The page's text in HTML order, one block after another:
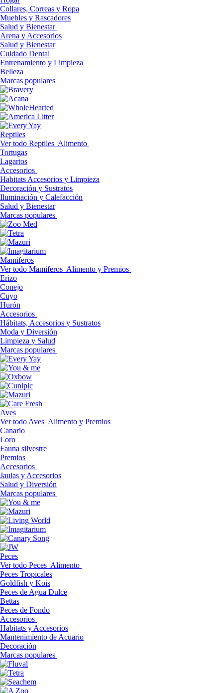
Collares, Correas y Ropa
Muebles y Rascadores
Salud y Bienestar
Arena y Accesorios
Salud y Bienestar
Cuidado Dental
Entrenamiento y Limpieza
Belleza
Marcas populares
Reptiles
Ver todo Reptiles Alimento
Tortugas
Lagartos
Accesorios
Habitats Accesorios y Limpieza
Decoración y Sustratos
Iluminación y Calefacción
Salud y Bienestar
Marcas populares
Mamiferos
Ver todo Mamiferos Alimento y Premios
Erizo
Conejo
Cuyo
Hurón
Accesorios
Hábitats, Accesorios y Sustratos
Moda y Diversión
Limpieza y Salud
Marcas populares
Aves
Ver todo Aves Alimento y Premios
Canario
Loro
Fauna silvestre
Premios
Accesorios
Jaulas y Accesorios
Salud y Diversión
Marcas populares
Peces
Ver todo Peces Alimento
Peces Tropicales
Goldfish y Kois
Peces de Agua Dulce
Bettas
Peces de Fondo
Accesorios
Habitats y Accesorios
Mantenimiento de Acuario
Decoración
Marcas populares